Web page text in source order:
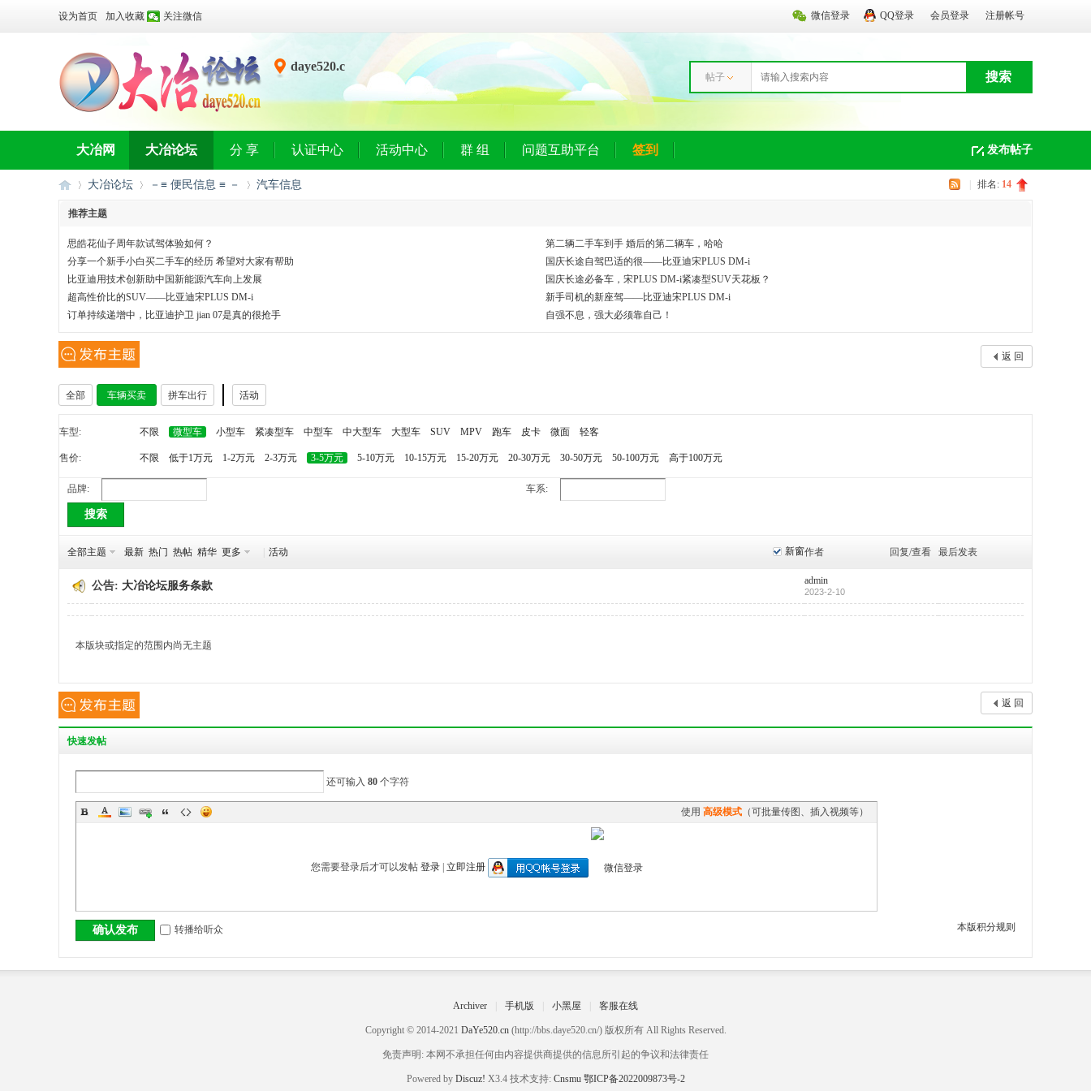
微信登录 QQ登录 会员登录 注册帐号
设为首页 加入收藏 关注微信
daye520.c
帖子 搜索
发布帖子
大冶网 大冶论坛 分 享 认证中心 活动中心 群 组 问题互助平台 签到
冶
丨
»
大冶论坛 －≡ 便民信息 ≡ －
›
汽车信息 排名: 14
推荐主题
思皓花仙子周年款试驾体验如何？
第二辆二手车到手 婚后的第二辆车，哈哈
分享一个新手小白买二手车的经历 希望对大家有帮助
国庆长途自驾巴适的很——比亚迪宋PLUS DM-i
比亚迪用技术创新助中国新能源汽车向上发展
国庆长途必备车，宋PLUS DM-i紧凑型SUV天花板？
超高性价比的SUV——比亚迪宋PLUS DM-i
新手司机的新座驾——比亚迪宋PLUS DM-i
订单持续递增中，比亚迪护卫 jian 07是真的很抢手
自强不息，强大必须靠自己！
返 回
全部 车辆买卖 拼车出行 活动
车型: 不限 微型车 小型车 紧凑型车 中型车 中大型车 大型车 SUV MPV 跑车 皮卡 微面 轻客
售价: 不限 低于1万元 1-2万元 2-3万元 3-5万元 5-10万元 10-15万元 15-20万元 20-30万元 30-50万元 50-100万元 高于100万元
品牌: 车系:
搜索
新窗
全部主题 最新 热门 热帖 精华 更多 活动 作者 回复/查看 最后发表
公告: 大冶论坛服务条款 admin
2023-2-10
本版块或指定的范围内尚无主题
返 回
快速发帖
还可输入 80 个字符
使用 高级模式 （可批量传图、插入视频等）
您需要登录后才可以发帖 登录| 立即注册
本版积分规则
确认发布 转播给听众
Archiver 手机版 小黑屋 客服在线
Copyright © 2014-2021 DaYe520.cn(http://bbs.daye520.cn/) 版权所有 All Rights Reserved.
免责声明: 本网不承担任何由内容提供商提供的信息所引起的争议和法律责任
Powered by Discuz! X3.4 技术支持: Cnsmu 鄂ICP备2022009873号-2